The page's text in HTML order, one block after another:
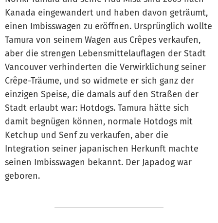
Kanada eingewandert und haben davon geträumt,
einen Imbisswagen zu eröffnen. Ursprünglich wollte
Tamura von seinem Wagen aus Crêpes verkaufen,
aber die strengen Lebensmittelauflagen der Stadt
Vancouver verhinderten die Verwirklichung seiner
Crêpe-Träume, und so widmete er sich ganz der
einzigen Speise, die damals auf den Straßen der
Stadt erlaubt war: Hotdogs. Tamura hätte sich
damit begnügen können, normale Hotdogs mit
Ketchup und Senf zu verkaufen, aber die
Integration seiner japanischen Herkunft machte
seinen Imbisswagen bekannt. Der Japadog war
geboren.